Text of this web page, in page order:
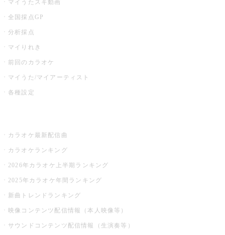
マイうたスキ動画
全国採点GP
分析採点
マイりれき
前回のカラオケ
マイうた/マイアーティスト
各種設定
カラオケ最新配信曲
カラオケランキング
2026年カラオケ上半期ランキング
2025年カラオケ年間ランキング
新曲トレンドランキング
映像コンテンツ配信情報（本人映像等）
サウンドコンテンツ配信情報（生演奏等）